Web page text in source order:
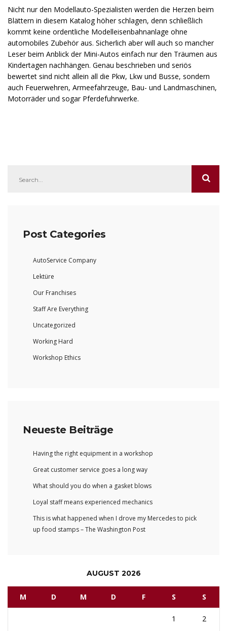
Nicht nur den Modellauto-Spezialisten werden die Herzen beim
Blättern in diesem Katalog höher schlagen, denn schließlich
kommt keine ordentliche Modelleisenbahnanlage ohne
automobiles Zubehör aus. Sicherlich aber will auch so mancher
Leser beim Anblick der Mini-Autos einfach nur den Träumen aus
Kindertagen nachhängen. Genau beschrieben und seriös
bewertet sind nicht allein all die Pkw, Lkw und Busse, sondern
auch Feuerwehren, Armeefahrzeuge, Bau- und Landmaschinen,
Motorräder und sogar Pferdefuhrwerke.
Post Categories
AutoService Company
Lektüre
Our Franchises
Staff Are Everything
Uncategorized
Working Hard
Workshop Ethics
Neueste Beiträge
Having the right equipment in a workshop
Great customer service goes a long way
What should you do when a gasket blows
Loyal staff means experienced mechanics
This is what happened when I drove my Mercedes to pick
up food stamps – The Washington Post
AUGUST 2026
M D M D F S S
1 2